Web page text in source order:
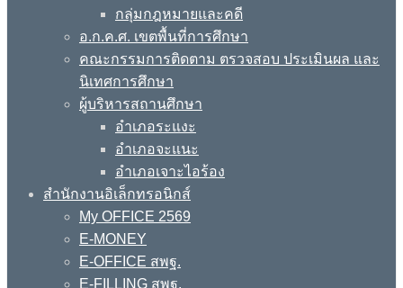
กลุ่มกฎหมายและคดี
อ.ก.ค.ศ. เขตพื้นที่การศึกษา
คณะกรรมการติดตาม ตรวจสอบ ประเมินผล และ
นิเทศการศึกษา
ผู้บริหารสถานศึกษา
อำเภอระแงะ
อำเภอจะแนะ
อำเภอเจาะไอร้อง
สำนักงานอิเล็กทรอนิกส์
My OFFICE 2569
E-MONEY
E-OFFICE สพฐ.
E-FILLING สพฐ.